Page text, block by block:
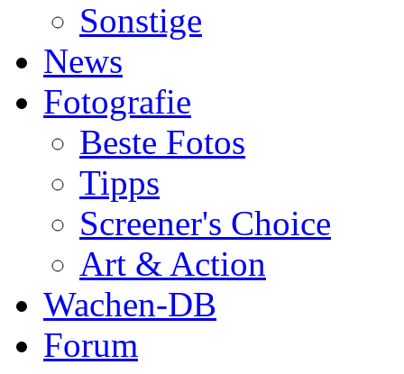
Sonstige
News
Fotografie
Beste Fotos
Tipps
Screener's Choice
Art & Action
Wachen-DB
Forum